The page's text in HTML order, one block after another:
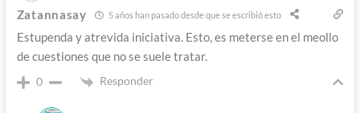
Zatannasay 5 años han pasado desde que se escribió esto
Estupenda y atrevida iniciativa. Esto, es meterse en el meollo
de cuestiones que no se suele tratar.
0 Responder